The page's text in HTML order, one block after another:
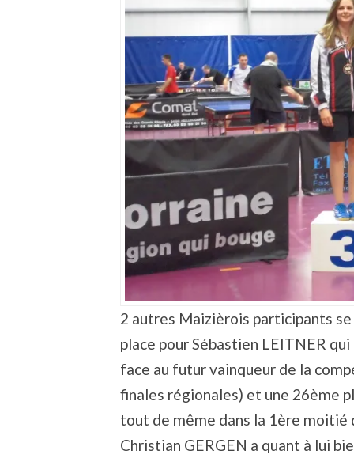
2 autres Maizièrois participants
place pour Sébastien LEITNER
face au futur vainqueur de la
finales régionales) et une 26ème
tout de même dans la 1ère moitié
Christian GERGEN a quant à lui